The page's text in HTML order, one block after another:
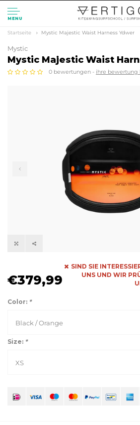
MENU
Startseite Mystic Majestic Waist Harness Ydwer
Mystic
Mystic Majestic Waist
0 bewertungen - ihre bewertung
€379,99
SIND SIE
UNS UND WIR
Color: *
Black / Orange
Size: *
XS